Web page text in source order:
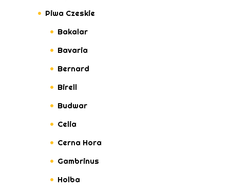
Piwa Czeskie
Bakalar
Bavaria
Bernard
Birell
Budwar
Celia
Cerna Hora
Gambrinus
Holba